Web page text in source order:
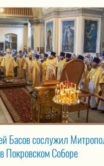
Басов сослужил
Покровском Соборе